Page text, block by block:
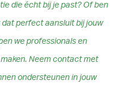
die écht bij je past? Of ben
perfect aansluit bij jouw
we professionals en
Neem contact met
ondersteunen in jouw